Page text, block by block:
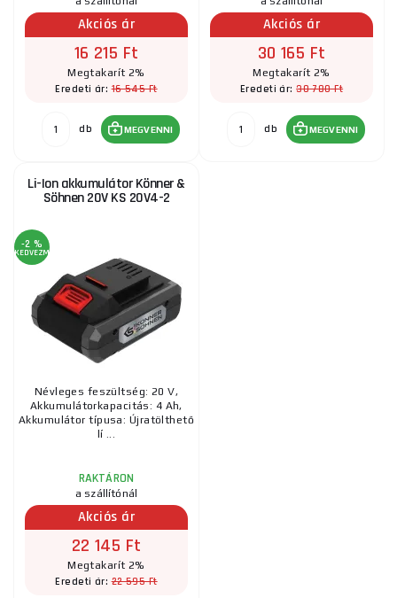
Akciós ár
16 215 Ft
Megtakarít 2%
Eredeti ár:16 545 Ft
db MEGVENNI
Akciós ár
30 165 Ft
Megtakarít 2%
Eredeti ár:30 780 Ft
db MEGVENNI
Li-Ion akkumulátor Könner &
Söhnen 20V KS 20V4-2
-2 %
KEDVEZMÉNY
Névleges feszültség: 20 V,
Akkumulátorkapacitás: 4 Ah,
Akkumulátor típusa: Újratölthető
lí ...
RAKTÁRON
a szállítónál
Akciós ár
22 145 Ft
Megtakarít 2%
Eredeti ár:22 595 Ft